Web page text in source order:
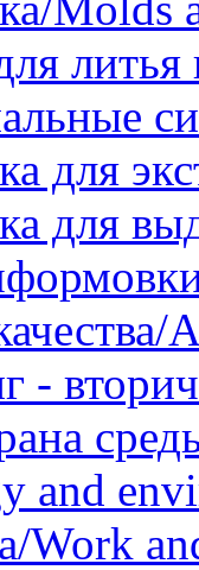
литья
для
для
and
Work